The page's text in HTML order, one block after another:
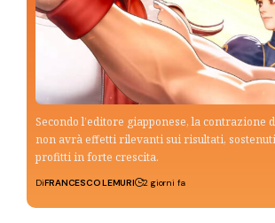
Secondo l’editore giapponese, la contrazione
non avrà effetti rilevanti sui risultati,
profitti in forte crescita.
DiFRANCESCO LEMURI 2 giorni fa